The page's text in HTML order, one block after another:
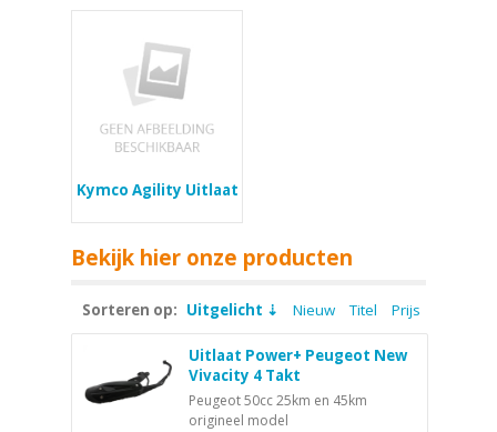
Kymco Agility Uitlaat
Bekijk hier onze producten
Sorteren op: Uitgelicht Nieuw Titel Prijs
Uitlaat Power+ Peugeot New
Vivacity 4 Takt
Peugeot 50cc 25km en 45km
origineel model